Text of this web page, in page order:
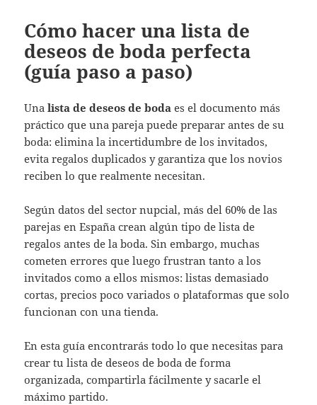
Cómo hacer una lista de
deseos de boda perfecta
(guía paso a paso)
Unalista de deseos de boda es el documento más
práctico que una pareja puede preparar antes de su
boda: elimina la incertidumbre de los invitados,
evita regalos duplicados y garantiza que los novios
reciben lo que realmente necesitan.
Según datos del sector nupcial, más del 60% de las
parejas en España crean algún tipo de lista de
regalos antes de la boda. Sin embargo, muchas
cometen errores que luego frustran tanto a los
invitados como a ellos mismos: listas demasiado
cortas, precios poco variados o plataformas que solo
funcionan con una tienda.
En esta guía encontrarás todo lo que necesitas para
crear tu lista de deseos de boda de forma
organizada, compartirla fácilmente y sacarle el
máximo partido.